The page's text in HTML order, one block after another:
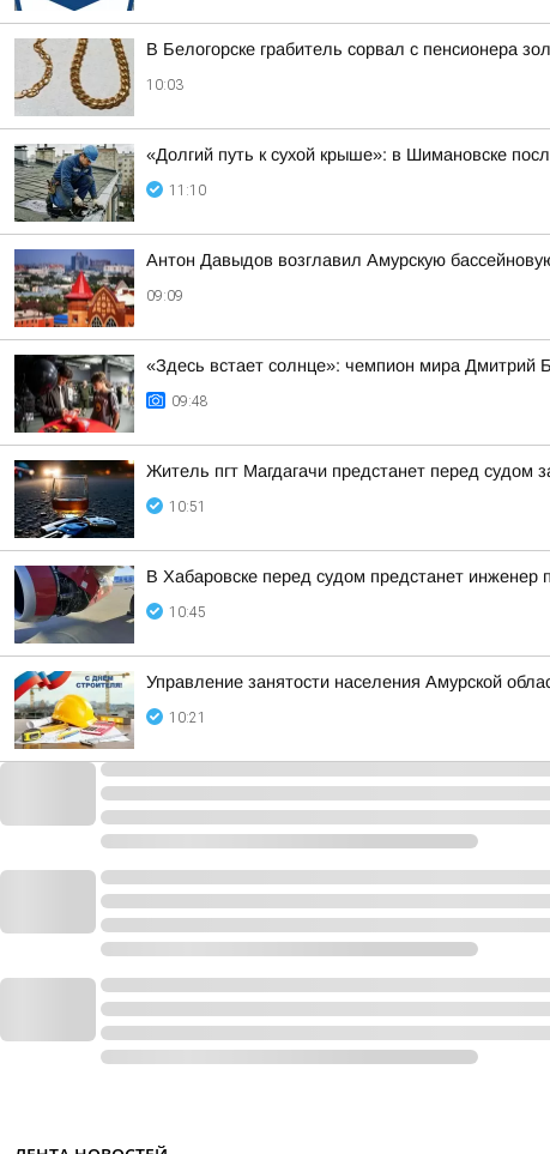
В Белогорске грабитель сорвал с пенсионера
10:03
«Долгий путь к сухой крыше»: в Шимановске
11:10
Антон Давыдов возглавил Амурскую
09:09
«Здесь встает солнце»: чемпион мира Дмитрий
09:48
Житель пгт Магдагачи предстанет перед судом
10:51
В Хабаровске перед судом предстанет инженер
10:45
Управление занятости населения Амурской
10:21